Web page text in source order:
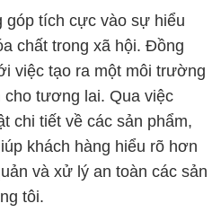
góp tích cực vào sự hiểu
chất trong xã hội. Đồng
việc tạo ra một môi trường
tương lai. Qua việc
chi tiết về các sản phẩm,
khách hàng hiểu rõ hơn
và xử lý an toàn các sản
tôi.